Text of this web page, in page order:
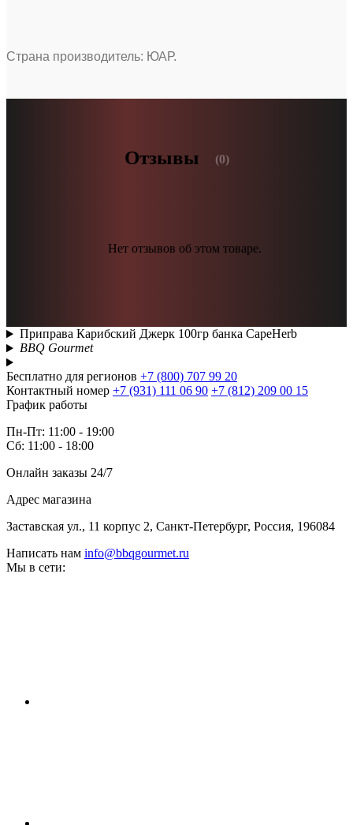
Страна производитель: ЮАР.
Отзывы (0)
Нет отзывов об этом товаре.
Приправа Карибский Джерк 100гр банка CapeHerb
BBQ Gourmet
Бесплатно для регионов +7 (800) 707 99 20
Контактный номер +7 (931) 111 06 90 +7 (812) 209 00 15
График работы
Пн-Пт: 11:00 - 19:00
Сб: 11:00 - 18:00
Онлайн заказы 24/7
Адрес магазина
Заставская ул., 11 корпус 2, Санкт-Петербург, Россия, 196084
Написать нам info@bbqgourmet.ru
Мы в сети: